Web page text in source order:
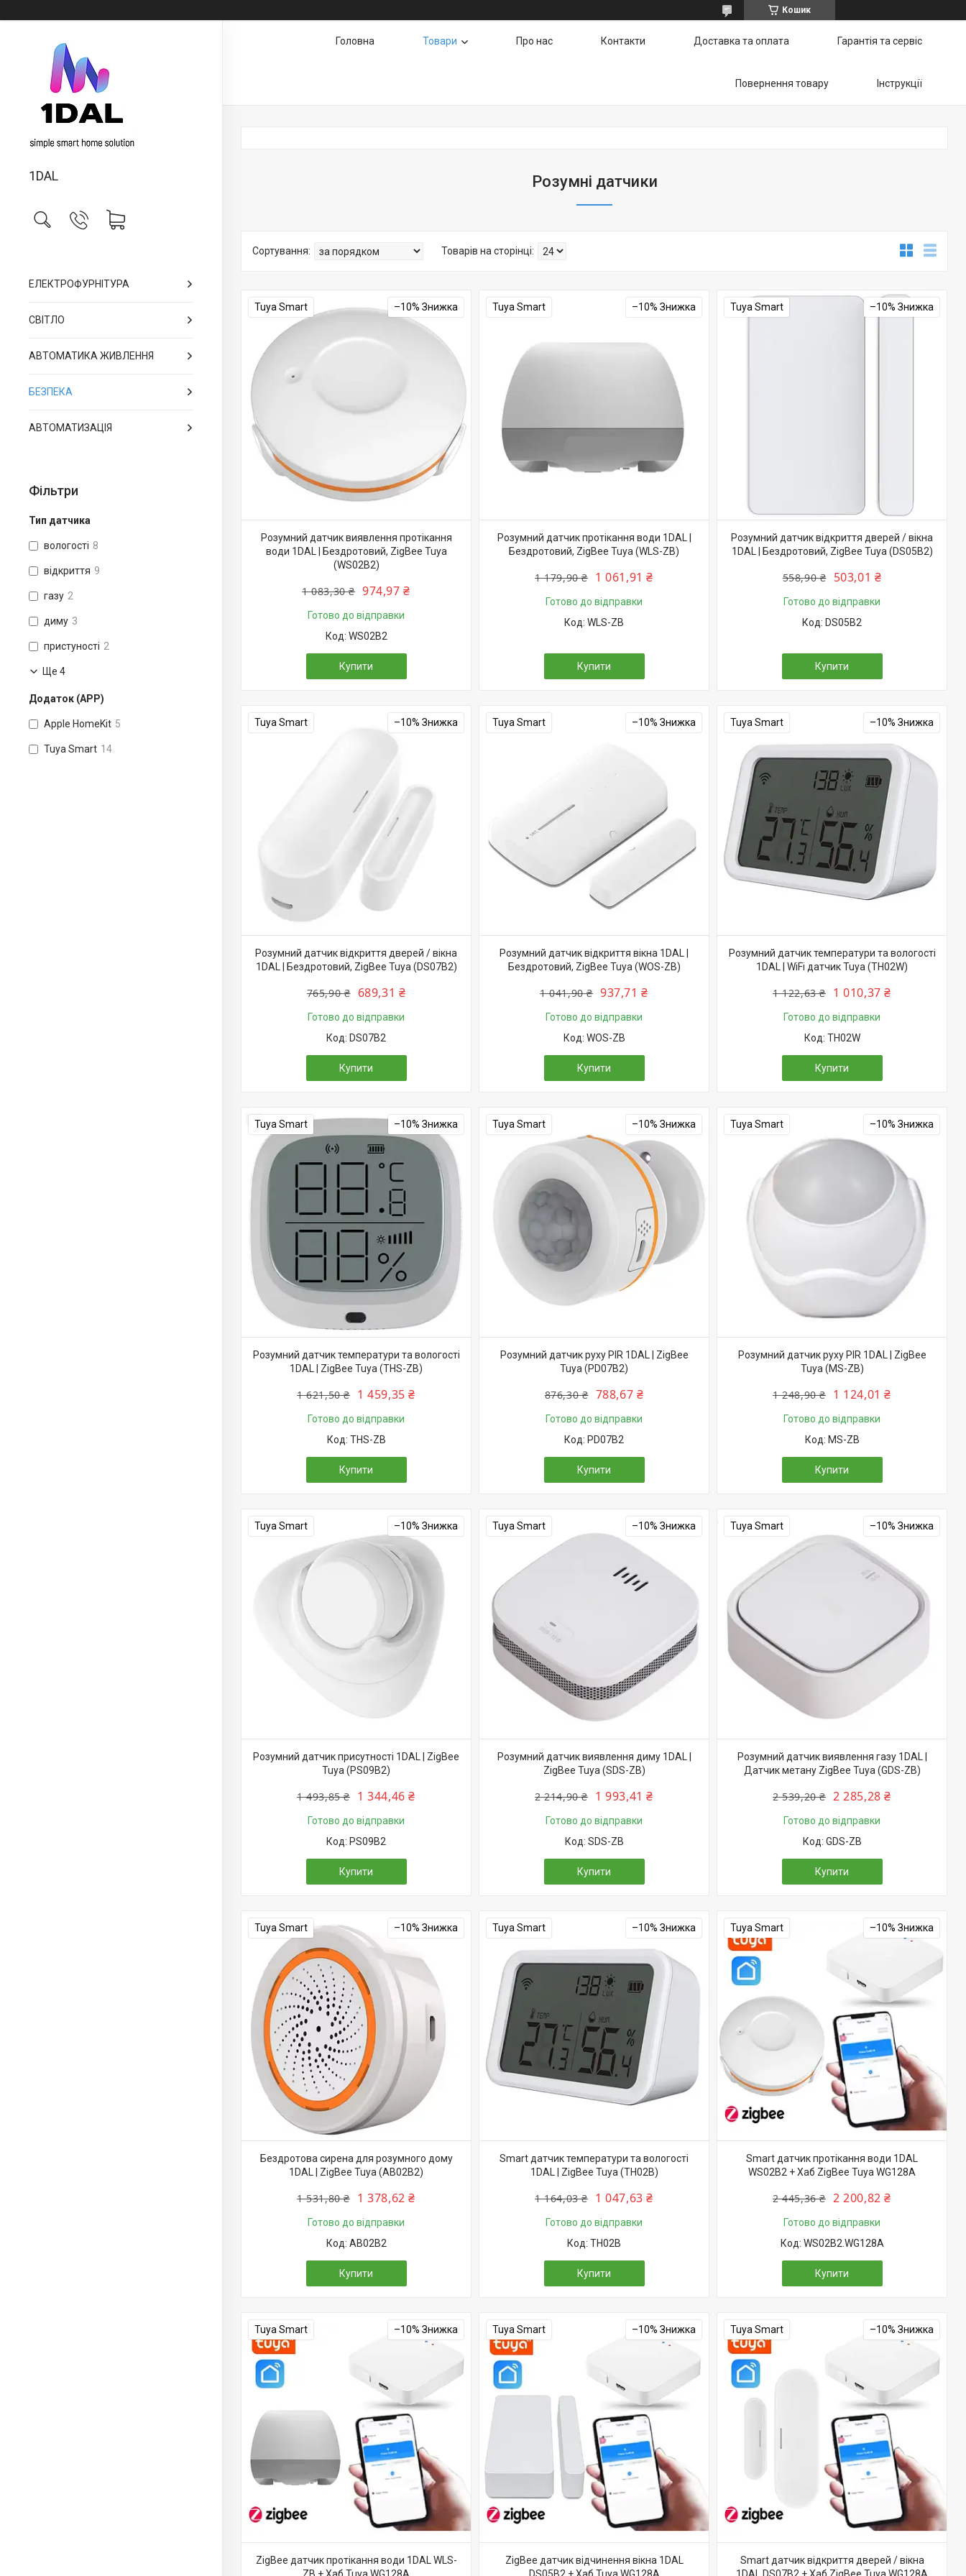
Кошик
1DAL
ЕЛЕКТРОФУРНІТУРА
СВІТЛО
АВТОМАТИКА ЖИВЛЕННЯ
БЕЗПЕКА
АВТОМАТИЗАЦІЯ
Фільтри
Тип датчика
вологості 8
відкриття 9
газу 2
диму 3
пристуності 2
Ще 4
Додаток (APP)
Apple HomeKit 5
Tuya Smart 14
Головна Товари Про нас Контакти Доставка та оплата Гарантія та сервіс
Повернення товару Інструкції
Розумні датчики
Tuya Smart –10%
Розумний датчик виявлення протікання
води 1DAL | Бездротовий, ZigBee Tuya
(WS02B2)
1 083,30 ₴ 974,97 ₴
Готово до відправки
WS02B2
Купити
Tuya Smart –10%
Розумний датчик протікання води 1DAL |
Бездротовий, ZigBee Tuya (WLS-ZB)
1 179,90 ₴ 1 061,91 ₴
Готово до відправки
WLS-ZB
Купити
Tuya Smart –10%
Розумний датчик відкриття дверей / вікна
1DAL | Бездротовий, ZigBee Tuya (DS05B2)
558,90 ₴ 503,01 ₴
Готово до відправки
DS05B2
Купити
Tuya Smart –10%
Розумний датчик відкриття дверей / вікна
1DAL | Бездротовий, ZigBee Tuya (DS07B2)
765,90 ₴ 689,31 ₴
Готово до відправки
DS07B2
Купити
Tuya Smart –10%
Розумний датчик відкриття вікна 1DAL |
Бездротовий, ZigBee Tuya (WOS-ZB)
1 041,90 ₴ 937,71 ₴
Готово до відправки
WOS-ZB
Купити
Tuya Smart –10%
Розумний датчик температури та вологості
1DAL | WiFi датчик Tuya (TH02W)
1 122,63 ₴ 1 010,37 ₴
Готово до відправки
TH02W
Купити
Tuya Smart –10%
Розумний датчик температури та вологості
1DAL | ZigBee Tuya (THS-ZB)
1 621,50 ₴ 1 459,35 ₴
Готово до відправки
THS-ZB
Купити
Tuya Smart –10%
Розумний датчик руху PIR 1DAL | ZigBee
Tuya (PD07B2)
876,30 ₴ 788,67 ₴
Готово до відправки
PD07B2
Купити
Tuya Smart –10%
Розумний датчик руху PIR 1DAL | ZigBee
Tuya (MS-ZB)
1 248,90 ₴ 1 124,01 ₴
Готово до відправки
MS-ZB
Купити
Tuya Smart –10%
Розумний датчик присутності 1DAL | ZigBee
Tuya (PS09B2)
1 493,85 ₴ 1 344,46 ₴
Готово до відправки
PS09B2
Купити
Tuya Smart –10%
Розумний датчик виявлення диму 1DAL |
ZigBee Tuya (SDS-ZB)
2 214,90 ₴ 1 993,41 ₴
Готово до відправки
SDS-ZB
Купити
Tuya Smart –10%
Розумний датчик виявлення газу 1DAL |
Датчик метану ZigBee Tuya (GDS-ZB)
2 539,20 ₴ 2 285,28 ₴
Готово до відправки
GDS-ZB
Купити
Tuya Smart –10%
Бездротова сирена для розумного дому
1DAL | ZigBee Tuya (AB02B2)
1 531,80 ₴ 1 378,62 ₴
Готово до відправки
AB02B2
Купити
Tuya Smart –10%
Smart датчик температури та вологості
1DAL | ZigBee Tuya (TH02B)
1 164,03 ₴ 1 047,63 ₴
Готово до відправки
TH02B
Купити
Tuya Smart –10%
Smart датчик протікання води 1DAL
WS02B2 + Хаб ZigBee Tuya WG128A
2 445,36 ₴ 2 200,82 ₴
Готово до відправки
WS02B2.WG128A
Купити
Tuya Smart –10%
ZigBee датчик протікання води 1DAL WLS-
Tuya Smart –10%
ZigBee датчик відчинення вікна 1DAL
Tuya Smart –10%
Smart датчик відкриття дверей / вікна